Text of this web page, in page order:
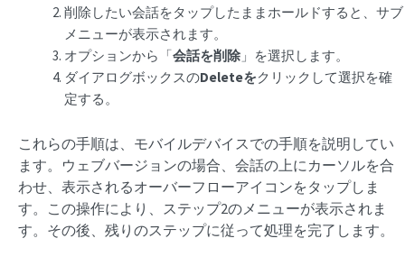
削除したい会話をタップしたままホールドすると、サブ
メニューが表示されます。
オプションから「会話を削除 」を選択します。
ダイアログボックスのDeleteをクリックして選択を確
定する。
これらの手順は、モバイルデバイスでの手順を説明してい
ます。ウェブバージョンの場合、会話の上にカーソルを合
わせ、表示されるオーバーフローアイコンをタップしま
す。この操作により、ステップ2のメニューが表示されま
す。その後、残りのステップに従って処理を完了します。